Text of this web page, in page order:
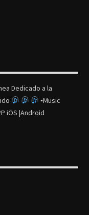
Dedicado a la
▪Music
iOS |Android